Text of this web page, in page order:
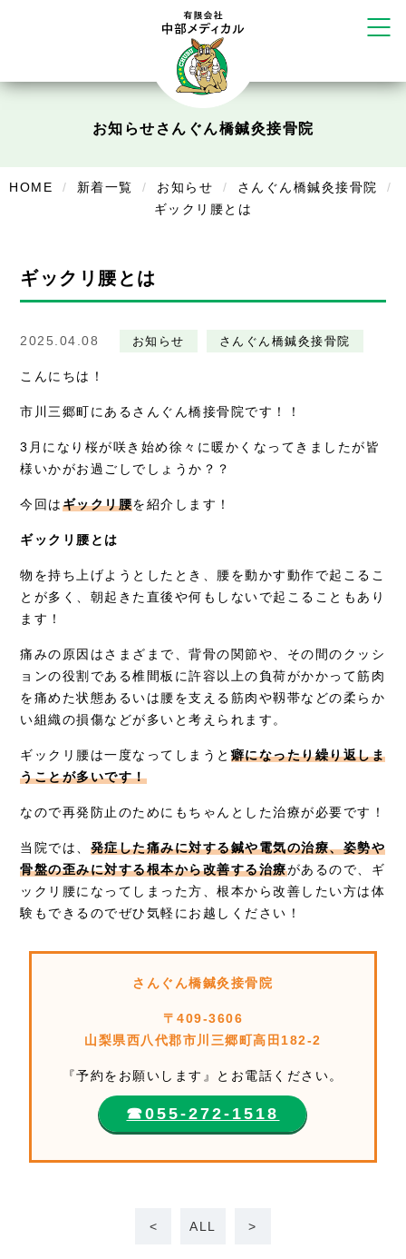
かえる堂鍼灸院 整骨院 うるま店 ウェルネス鍼灸院・接骨院 甲府千
リラクゼーション
ボディコンフォート Cure
在宅部門事務所
症例別施術
お知らせ さんぐん橋鍼灸接骨院
HOME 新着一覧 お知らせ
さんぐん橋鍼灸接骨院
ギックリ腰とは
ギックリ腰とは
2025.04.08 お知らせ さんぐん橋鍼灸接骨院
こんにちは！
市川三郷町にあるさんぐん橋接骨院です！！
3月になり桜が咲き始め徐々に暖かくなってきましたが皆
様いかがお過ごしでしょうか？？
今回はギックリ腰を紹介します！
ギックリ腰とは
物を持ち上げようとしたとき、腰を動かす動作で起こるこ
とが多く、朝起きた直後や何もしないで起こることもあり
ます！
痛みの原因はさまざまで、背骨の関節や、その間のクッシ
ョンの役割である椎間板に許容以上の負荷がかかって筋肉
を痛めた状態あるいは腰を支える筋肉や靱帯などの柔らか
い組織の損傷などが多いと考えられます。
ギックリ腰は一度なってしまうと癖になったり繰り返しま
うことが多いです！
なので再発防止のためにもちゃんとした治療が必要です！
当院では、 発症した痛みに対する鍼や電気の治療、姿勢や
骨盤の歪みに対する根本から改善する治療があるので、ギ
ックリ腰になってしまった方、根本から改善したい方は体
験もできるのでぜひ気軽にお越しください！
さんぐん橋鍼灸接骨院
〒409-3606
山梨県西八代郡市川三郷町高田182-2
『予約をお願いします』とお電話ください。
☎︎055-272-1518
< ALL >